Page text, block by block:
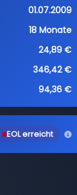
01.07.2009
18 Monate
24,89 €
346,42 €
94,36 €
EOL erreicht